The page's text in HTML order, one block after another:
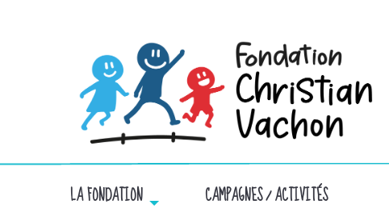
LA FONDATION CAMPAGNES / ACTIVITÉS